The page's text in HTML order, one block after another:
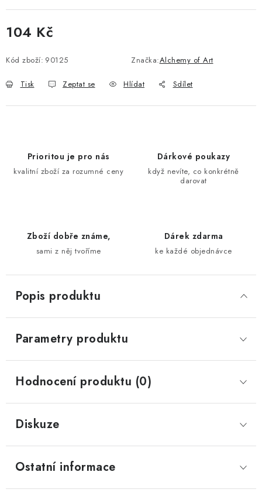
104 Kč
Kód zboží: 90125 Značka:Alchemy of Art
Tisk Zeptat se Hlídat Sdílet
Prioritou je pro nás
kvalitní zboží za rozumné ceny
Dárkové poukazy
když nevíte, co konkrétně
darovat
Zboží dobře známe,
sami z něj tvoříme
Dárek zdarma
ke každé objednávce
Popis produktu
Parametry produktu
Hodnocení produktu (0)
Diskuze
Ostatní informace